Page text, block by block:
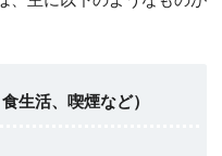
生活、喫煙など）